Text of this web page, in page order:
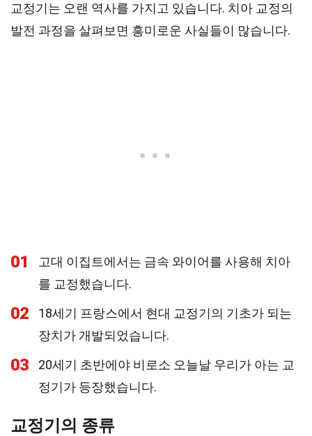
교정기는 오랜 역사를 가지고 있습니다. 치아 교정의
발전 과정을 살펴보면 흥미로운 사실들이 많습니다.
01
고대 이집트에서는 금속 와이어를 사용해 치아
를 교정했습니다.
02
18세기 프랑스에서 현대 교정기의 기초가 되는
장치가 개발되었습니다.
03
20세기 초반에야 비로소 오늘날 우리가 아는 교
정기가 등장했습니다.
교정기의 종류